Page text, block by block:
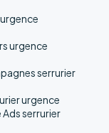
urgence
serrurier
urgence
serrurier